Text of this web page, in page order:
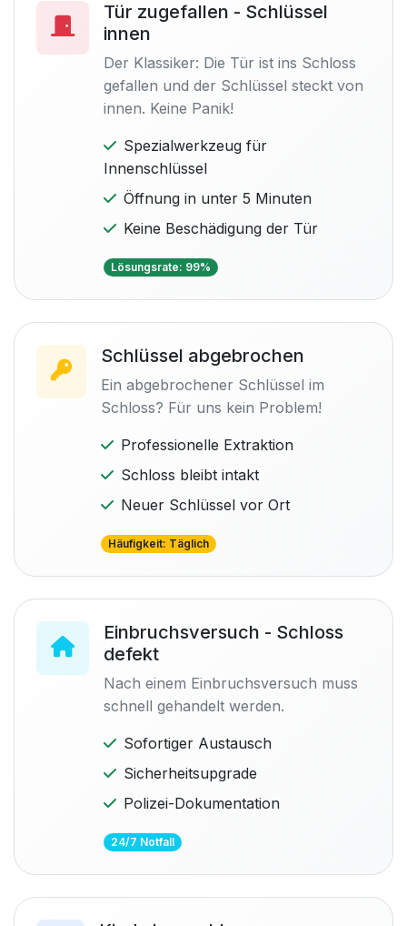
Tür zugefallen - Schlüssel
innen
Der Klassiker: Die Tür ist ins Schloss
gefallen und der Schlüssel steckt von
innen. Keine Panik!
Spezialwerkzeug für
Innenschlüssel
Öffnung in unter 5 Minuten
Keine Beschädigung der Tür
Lösungsrate: 99%
Schlüssel abgebrochen
Ein abgebrochener Schlüssel im
Schloss? Für uns kein Problem!
Professionelle Extraktion
Schloss bleibt intakt
Neuer Schlüssel vor Ort
Häufigkeit: Täglich
Einbruchsversuch - Schloss
defekt
Nach einem Einbruchsversuch muss
schnell gehandelt werden.
Sofortiger Austausch
Sicherheitsupgrade
Polizei-Dokumentation
24/7 Notfall